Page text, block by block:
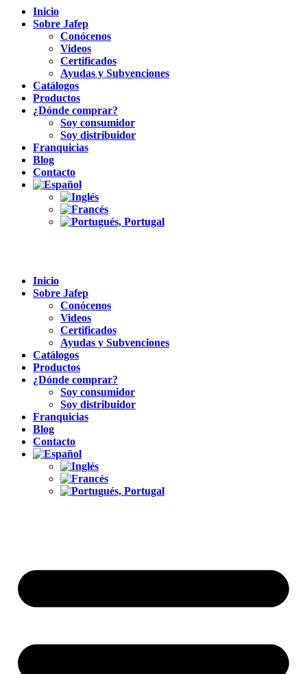
Inicio
Sobre Jafep
Conócenos
Videos
Certificados
Ayudas y Subvenciones
Catálogos
Productos
¿Dónde comprar?
Soy consumidor
Soy distribuidor
Franquicias
Blog
Contacto
Inicio
Sobre Jafep
Conócenos
Videos
Certificados
Ayudas y Subvenciones
Catálogos
Productos
¿Dónde comprar?
Soy consumidor
Soy distribuidor
Franquicias
Blog
Contacto